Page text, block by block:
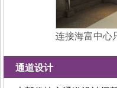
连接海富中心
通道设计